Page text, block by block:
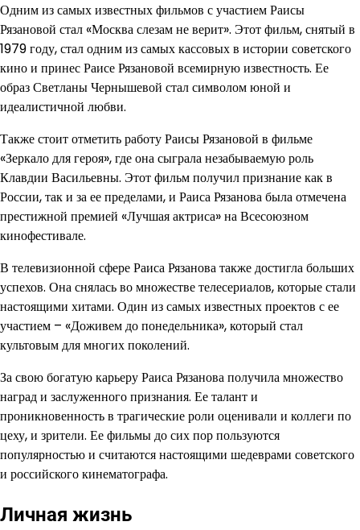
Одним из самых известных фильмов с участием Раисы
Рязановой стал «Москва слезам не верит». Этот фильм, снятый в
1979 году, стал одним из самых кассовых в истории советского
кино и принес Раисе Рязановой всемирную известность. Ее
образ Светланы Чернышевой стал символом юной и
идеалистичной любви.
Также стоит отметить работу Раисы Рязановой в фильме
«Зеркало для героя», где она сыграла незабываемую роль
Клавдии Васильевны. Этот фильм получил признание как в
России, так и за ее пределами, и Раиса Рязанова была отмечена
престижной премией «Лучшая актриса» на Всесоюзном
кинофестивале.
В телевизионной сфере Раиса Рязанова также достигла больших
успехов. Она снялась во множестве телесериалов, которые стали
настоящими хитами. Один из самых известных проектов с ее
участием – «Доживем до понедельника», который стал
культовым для многих поколений.
За свою богатую карьеру Раиса Рязанова получила множество
наград и заслуженного признания. Ее талант и
проникновенность в трагические роли оценивали и коллеги по
цеху, и зрители. Ее фильмы до сих пор пользуются
популярностью и считаются настоящими шедеврами советского
и российского кинематографа.
Личная жизнь